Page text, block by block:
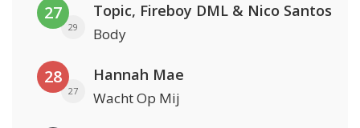
27
29
Topic, Fireboy DML & Nico Santos
Body
28
27
Hannah Mae
Wacht Op Mij